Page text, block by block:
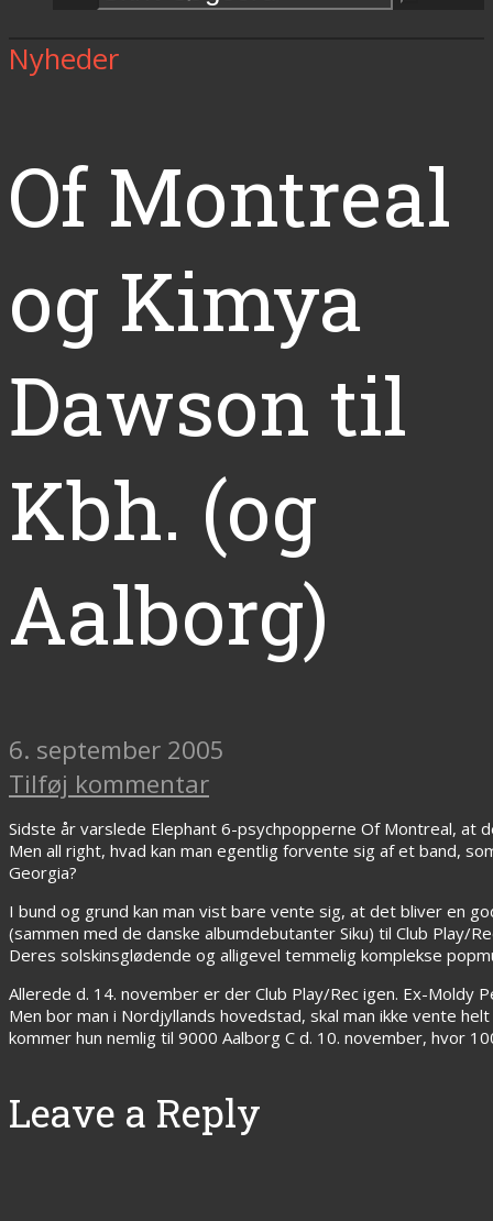
Nyheder
Of Montreal
og Kimya
Dawson til
Kbh. (og
Aalborg)
6. september 2005
Tilføj kommentar
Sidste år varslede Elephant 6-psychpopperne Of Montreal, at
Men all right, hvad kan man egentlig forvente sig af et band,
Georgia?
I bund og grund kan man vist bare vente sig, at det bliver en
(sammen med de danske albumdebutanter Siku) til Club Play/
Deres solskinsglødende og alligevel temmelig komplekse
Allerede d. 14. november er der Club Play/Rec igen. Ex-
Men bor man i Nordjyllands hovedstad, skal man ikke vente
kommer hun nemlig til 9000 Aalborg C d. 10. november, hvor
Leave a Reply